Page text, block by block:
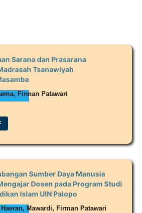
Sarana dan Prasarana
Tsanawiyah
Firman Patawari
Sumber Daya Manusia
Dosen pada Program Studi
Islam UIN Palopo
Mawardi, Firman Patawari